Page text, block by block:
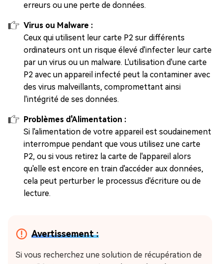
erreurs ou une perte de données.
Virus ou Malware :
Ceux qui utilisent leur carte P2 sur différents
ordinateurs ont un risque élevé d'infecter leur carte
par un virus ou un malware. L'utilisation d'une carte
P2 avec un appareil infecté peut la contaminer avec
des virus malveillants, compromettant ainsi
l'intégrité de ses données.
Problèmes d'Alimentation :
Si l'alimentation de votre appareil est soudainement
interrompue pendant que vous utilisez une carte
P2, ou si vous retirez la carte de l'appareil alors
qu'elle est encore en train d'accéder aux données,
cela peut perturber le processus d'écriture ou de
lecture.
Avertissement :
Si vous recherchez une solution de récupération de